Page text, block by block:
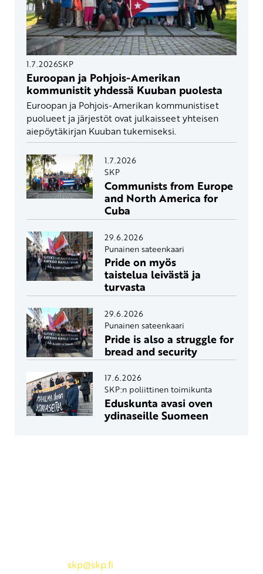
1.7.2026SKP
Euroopan ja Pohjois-Amerikan
kommunistit yhdessä Kuuban puolesta
Euroopan ja Pohjois-Amerikan kommunistiset
puolueet ja järjestöt ovat julkaisseet yhteisen
aiepöytäkirjan Kuuban tukemiseksi.
1.7.2026
SKP
Communists from Europe
and North America for
Cuba
29.6.2026
Punainen sateenkaari
Pride on myös
taistelua leivästä ja
turvasta
29.6.2026
Punainen sateenkaari
Pride is also a struggle for
bread and security
17.6.2026
SKP:n poliittinen toimikunta
Eduskunta avasi oven
ydinaseille Suomeen
skp@skp.fi